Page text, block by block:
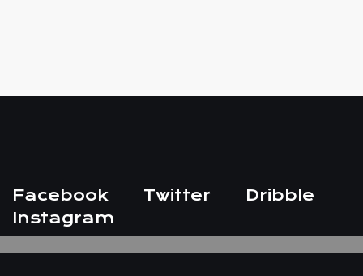
Facebook Twitter
Dribble
Instagram